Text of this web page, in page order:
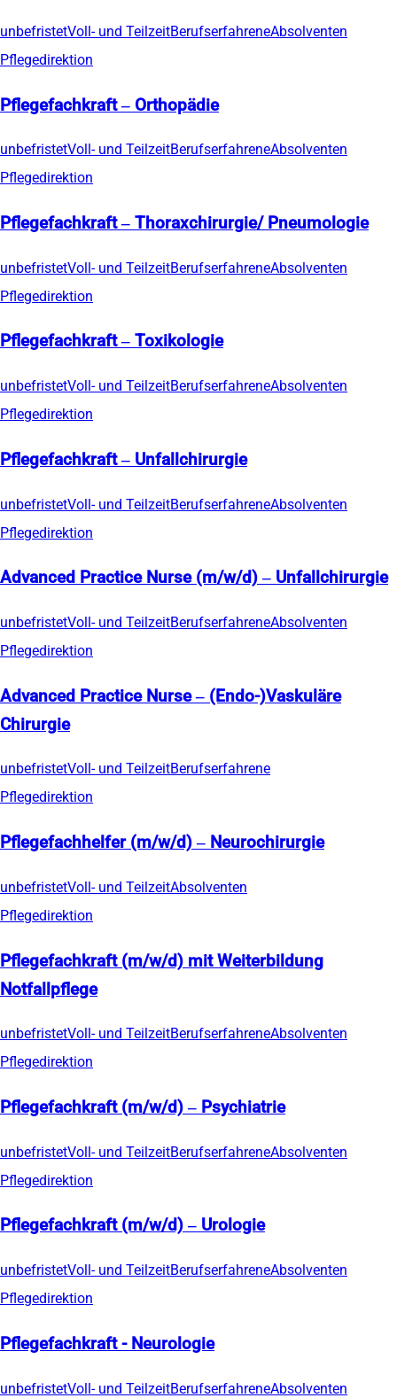
unbefristetVoll- und TeilzeitBerufserfahreneAbsolventen
Pflegedirektion
Pflegefachkraft – Orthopädie
unbefristetVoll- und TeilzeitBerufserfahreneAbsolventen
Pflegedirektion
Pflegefachkraft – Thoraxchirurgie/ Pneumologie
unbefristetVoll- und TeilzeitBerufserfahreneAbsolventen
Pflegedirektion
Pflegefachkraft – Toxikologie
unbefristetVoll- und TeilzeitBerufserfahreneAbsolventen
Pflegedirektion
Pflegefachkraft – Unfallchirurgie
unbefristetVoll- und TeilzeitBerufserfahreneAbsolventen
Pflegedirektion
Advanced Practice Nurse (m/w/d) – Unfallchirurgie
unbefristetVoll- und TeilzeitBerufserfahreneAbsolventen
Pflegedirektion
Advanced Practice Nurse – (Endo-)Vaskuläre
Chirurgie
unbefristetVoll- und TeilzeitBerufserfahrene
Pflegedirektion
Pflegefachhelfer (m/w/d) – Neurochirurgie
unbefristetVoll- und TeilzeitAbsolventen
Pflegedirektion
Pflegefachkraft (m/w/d) mit Weiterbildung
Notfallpflege
unbefristetVoll- und TeilzeitBerufserfahreneAbsolventen
Pflegedirektion
Pflegefachkraft (m/w/d) – Psychiatrie
unbefristetVoll- und TeilzeitBerufserfahreneAbsolventen
Pflegedirektion
Pflegefachkraft (m/w/d) – Urologie
unbefristetVoll- und TeilzeitBerufserfahreneAbsolventen
Pflegedirektion
Pflegefachkraft - Neurologie
unbefristetVoll- und TeilzeitBerufserfahreneAbsolventen